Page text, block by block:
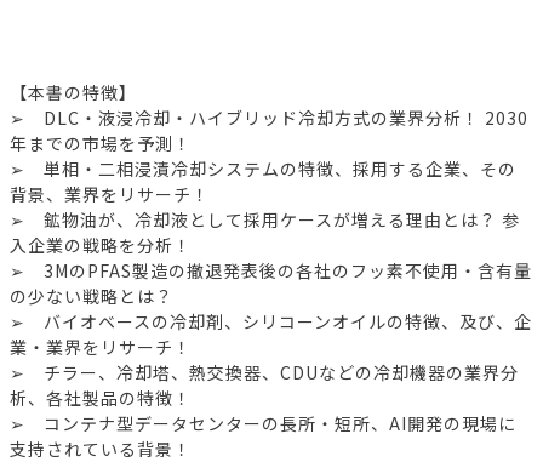
【本書の特徴】
➢ DLC・液浸冷却・ハイブリッド冷却方式の業界分析！ 2030
年までの市場を予測！
➢ 単相・二相浸漬冷却システムの特徴、採用する企業、その
背景、業界をリサーチ！
➢ 鉱物油が、冷却液として採用ケースが増える理由とは？ 参
入企業の戦略を分析！
➢ 3MのPFAS製造の撤退発表後の各社のフッ素不使用・含有量
の少ない戦略とは？
➢ バイオベースの冷却剤、シリコーンオイルの特徴、及び、企
業・業界をリサーチ！
➢ チラー、冷却塔、熱交換器、CDUなどの冷却機器の業界分
析、各社製品の特徴！
➢ コンテナ型データセンターの長所・短所、AI開発の現場に
支持されている背景！